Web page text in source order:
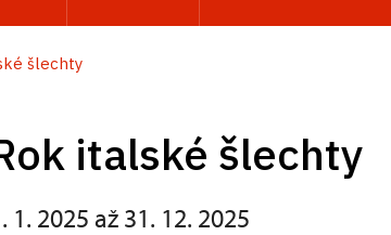
šlechty
italské šlechty
1. 2025 až 31. 12. 2025